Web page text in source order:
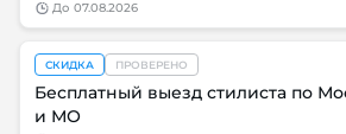
до 07.08.2026
СКИДКА ПРОВЕРЕНО
Бесплатный выезд стилиста по
и МО